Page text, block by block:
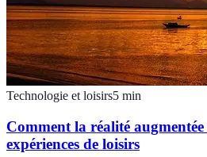
Technologie et loisirs5 min
Comment la réalité
expériences de loisirs